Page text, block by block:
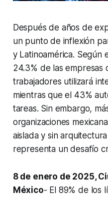
Después de años de
un punto de inflexión
y Latinoamérica. Según
24.3% de las empresas
trabajadores utilizará
mientras que el 43%
tareas. Sin embargo,
organizaciones
aislada y sin
representa un desafío
8 de enero de 2025,
México- El 89% de los